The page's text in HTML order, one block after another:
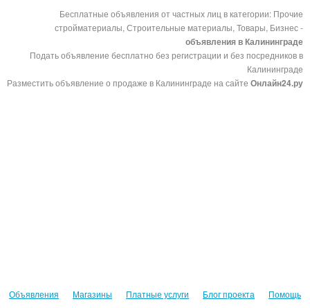
Бесплатные объявления от частных лиц в категории: Прочие
стройматериалы, Строительные материалы, Товары, Бизнес -
объявления в Калининграде
Подать объявление бесплатно без регистрации и без посредников в
Калининграде
Разместить объявление о продаже в Калининграде на сайте Онлайн24.ру
Объявления Магазины Платные услуги Блог проекта Помощь